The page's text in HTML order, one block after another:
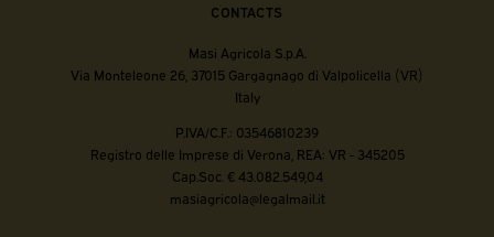
CONTACTS
Masi Agricola S.p.A.
Via Monteleone 26, 37015 Gargagnago di Valpolicella (VR)
Italy
P.IVA/C.F.: 03546810239
Registro delle Imprese di Verona, REA: VR - 345205
Cap.Soc. € 43.082.549,04
masiagricola@legalmail.it